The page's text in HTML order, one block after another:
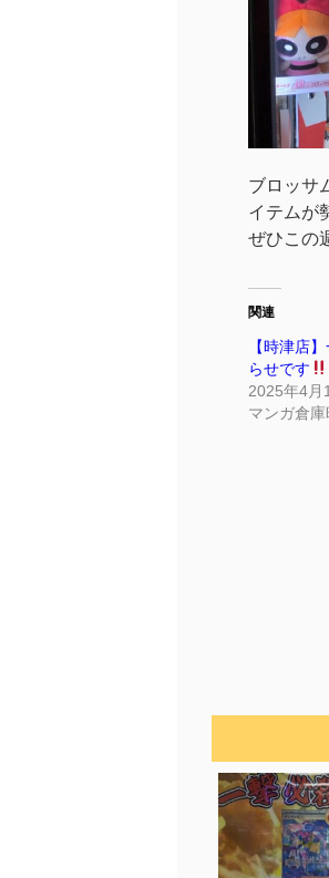
ブロッサ
イテムが
ぜひこの
関連
【時津店
らせです
2025年4月
マンガ倉庫